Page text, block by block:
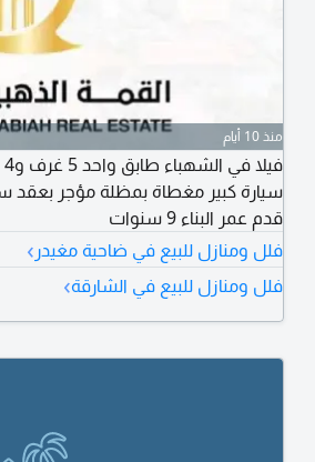
منذ 10 أيام
قدم عمر البناء 9 سنوات
فلل ومنازل للبيع في ضاحية مغيدر ›
فلل ومنازل للبيع في الشارقة›